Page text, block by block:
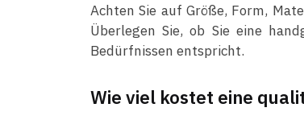
Achten Sie auf Größe, Form,
Überlegen Sie, ob Sie eine
Bedürfnissen entspricht.
Wie viel kostet eine